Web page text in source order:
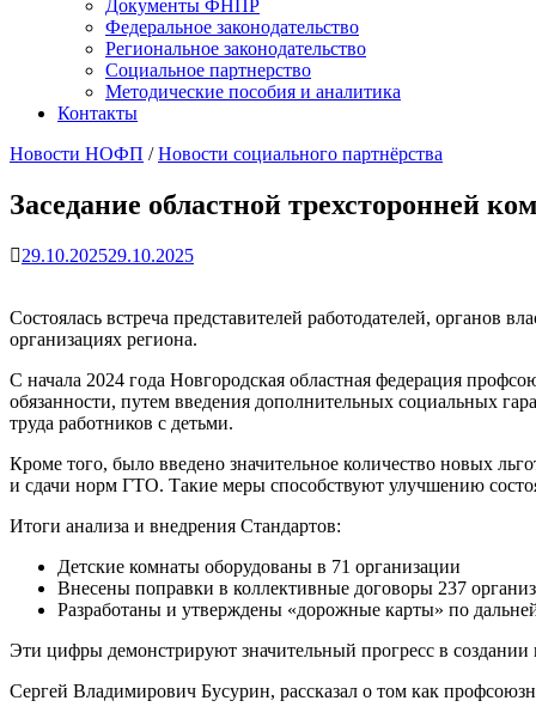
Документы ФНПР
Федеральное законодательство
Региональное законодательство
Социальное партнерство
Методические пособия и аналитика
Контакты
Новости НОФП /Новости социального партнёрства
Заседание областной трехсторонней
29.10.202529.10.2025
Состоялась встреча представителей работодателей, органов
организациях региона.
С начала 2024 года Новгородская областная федерация
обязанности, путем введения дополнительных социальных
труда работников с детьми.
Кроме того, было введено значительное количество новых
и сдачи норм ГТО. Такие меры способствуют улучшению
Итоги анализа и внедрения Стандартов:
Детские комнаты оборудованы в 71 организации
Внесены поправки в коллективные договоры 237
Разработаны и утверждены «дорожные карты» по
Эти цифры демонстрируют значительный прогресс в
Сергей Владимирович Бусурин, рассказал о том как